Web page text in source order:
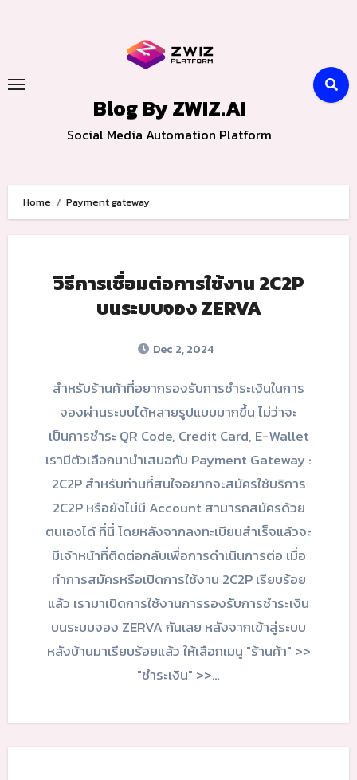
Blog By ZWIZ.AI
Social Media Automation Platform
Home Payment gateway
วิธีการเชื่อมต่อการใช้งาน 2C2P
บนระบบจอง ZERVA
Dec 2, 2024
สำหรับร้านค้าที่อยากรองรับการชำระเงินในการ
จองผ่านระบบได้หลายรูปแบบมากขึ้น ไม่ว่าจะ
เป็นการชำระ QR Code, Credit Card, E-Wallet
เรามีตัวเลือกมานำเสนอกับ Payment Gateway :
2C2P สำหรับท่านที่สนใจอยากจะสมัครใช้บริการ
2C2P หรือยังไม่มี Account สามารถสมัครด้วย
ตนเองได้ ที่นี่ โดยหลังจากลงทะเบียนสำเร็จแล้วจะ
มีเจ้าหน้าที่ติดต่อกลับเพื่อการดำเนินการต่อ เมื่อ
ทำการสมัครหรือเปิดการใช้งาน 2C2P เรียบร้อย
แล้ว เรามาเปิดการใช้งานการรองรับการชำระเงิน
บนระบบจอง ZERVA กันเลย หลังจากเข้าสู่ระบบ
หลังบ้านมาเรียบร้อยแล้ว ให้เลือกเมนู "ร้านค้า" >>
"ชำระเงิน" >>…